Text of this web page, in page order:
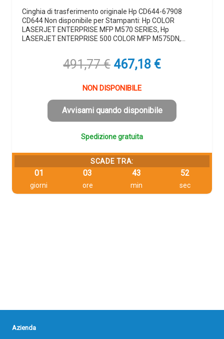
Cinghia di trasferimento originale Hp CD644-67908
CD644 Non disponibile per Stampanti: Hp COLOR
LASERJET ENTERPRISE MFP M570 SERIES, Hp
LASERJET ENTERPRISE 500 COLOR MFP M575DN,…
491,77€ Il
originale
era:
491,77 €.
467,18 €Il
è:
467,18 €.
NON DISPONIBILE
Avvisami quando disponibile
Spedizione gratuita
SCADE TRA:
01
giorni
03
ore
43
min
51
sec
Azienda